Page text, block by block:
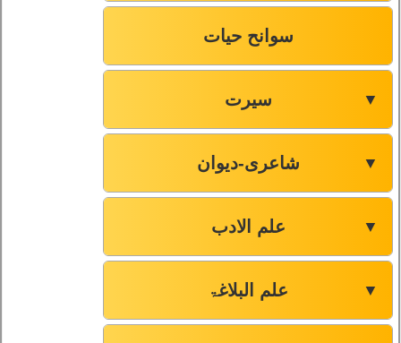
سوانح حیات
سیرت ▼
شاعری-دیوان ▼
علم الادب ▼
علم البلاغۃ ▼